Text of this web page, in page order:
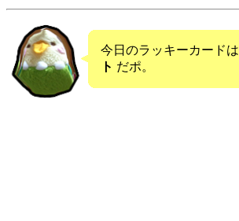
今日のラッキーカードは
ト だポ。